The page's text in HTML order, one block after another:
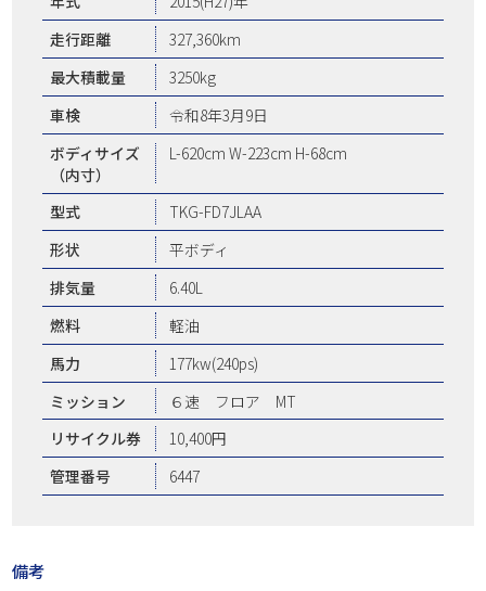
走行距離
327,360km
最大積載量
3250kg
車検
令和8年3月9日
ボディサイズ
（内寸）
L-620cm W-223cm H-68cm
型式
TKG-FD7JLAA
形状
平ボディ
排気量
6.40L
燃料
軽油
馬力
177kw(240ps)
ミッション
６速 フロア MT
リサイクル券
10,400円
管理番号
6447
備考